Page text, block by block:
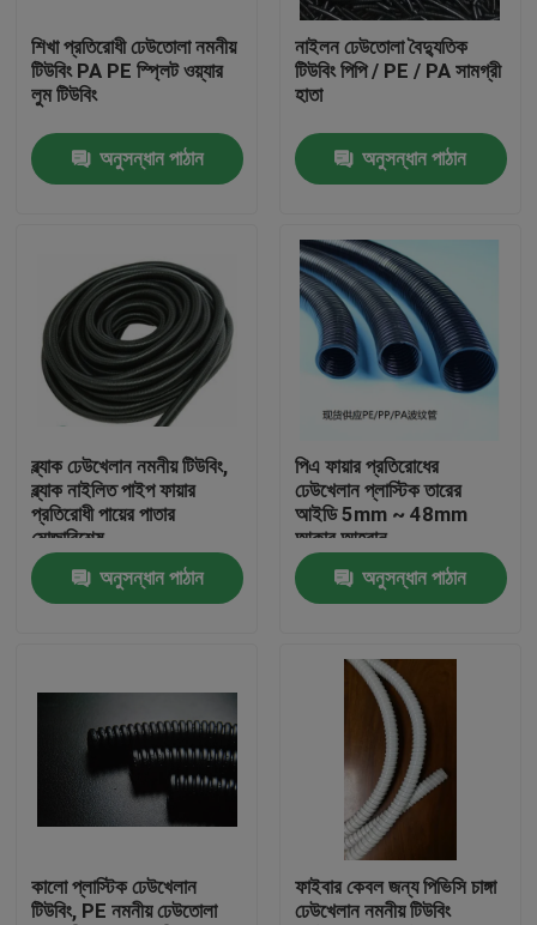
পণ্য
আমাদের সম্পর্কে
কারখানা ভ্রমণ
মান নিয়ন্ত্রণ
যোগাযোগ করুন
নমনীয় পিভিসি টিউবিং
ঢেউখেলান নমনীয় টিউবিং
শিখা প্রতিরোধী ঢেউতোলা নমনীয়
টিউবিং PA PE স্প্লিট ওয়্যার
লুম টিউবিং
অনুসন্ধান পাঠান
নাইলন ঢেউতোলা বৈদ্যুতিক
টিউবিং পিপি / PE / PA সামগ্রী
হাতা
অনুসন্ধান পাঠান
ব্ল্যাক ঢেউখেলান নমনীয় টিউবিং,
ব্ল্যাক নাইলিত পাইপ ফায়ার
প্রতিরোধী পায়ের পাতার
মোজাবিশেষ
অনুসন্ধান পাঠান
পিএ ফায়ার প্রতিরোধের
ঢেউখেলান প্লাস্টিক তারের
আইডি 5mm ~ 48mm
আকার আহ্বান
অনুসন্ধান পাঠান
কালো প্লাস্টিক ঢেউখেলান
টিউবিং, PE নমনীয় ঢেউতোলা
ফাইবার কেবল জন্য পিভিসি চাঙ্গা
ঢেউখেলান নমনীয় টিউবিং